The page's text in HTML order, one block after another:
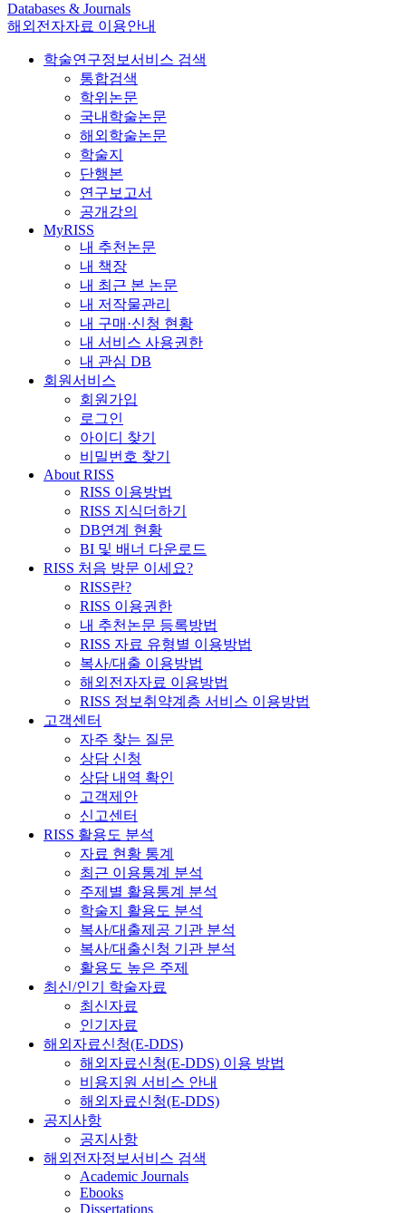
Databases & Journals
해외전자자료 이용안내
학술연구정보서비스 검색
통합검색
학위논문
국내학술논문
해외학술논문
학술지
단행본
연구보고서
공개강의
MyRISS
내 추천논문
내 책장
내 최근 본 논문
내 저작물관리
내 구매·신청 현황
내 서비스 사용권한
내 관심 DB
회원서비스
회원가입
로그인
아이디 찾기
비밀번호 찾기
About RISS
RISS 이용방법
RISS 지식더하기
DB연계 현황
BI 및 배너 다운로드
RISS 처음 방문 이세요?
RISS란?
RISS 이용권한
내 추천논문 등록방법
RISS 자료 유형별 이용방법
복사/대출 이용방법
해외전자자료 이용방법
RISS 정보취약계층 서비스 이용방법
고객센터
자주 찾는 질문
상담 신청
상담 내역 확인
고객제안
신고센터
RISS 활용도 분석
자료 현황 통계
최근 이용통계 분석
주제별 활용통계 분석
학술지 활용도 분석
복사/대출제공 기관 분석
복사/대출신청 기관 분석
활용도 높은 주제
최신/인기 학술자료
최신자료
인기자료
해외자료신청(E-DDS)
해외자료신청(E-DDS) 이용 방법
비용지원 서비스 안내
해외자료신청(E-DDS)
공지사항
공지사항
해외전자정보서비스 검색
Academic Journals
Ebooks
Dissertations